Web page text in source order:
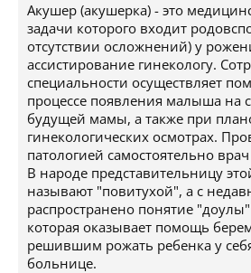
Акушер (акушерка) - это
задачи которого входит
отсутствии осложнений) у
ассистирование гинекологу.
специальности осуществляет
процессе появления малыша на
будущей мамы, а также при
гинекологических осмотрах.
патологией самостоятельно
В народе представительницу
называют "повитухой", а с
распространено понятие
которая оказывает помощь
решившим рожать ребенка у
больнице.